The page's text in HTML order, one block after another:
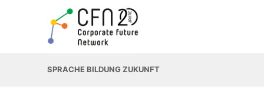
SPRACHE BILDUNG ZUKUNFT